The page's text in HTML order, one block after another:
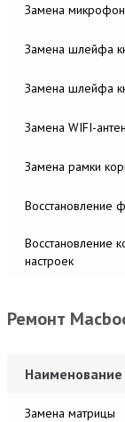
Замена
Замена шлейфа
Замена шлейфа
Замена WIFI-
Замена рамки
Восстановление
Восстановление
настроек
Ремонт
Наименование
Замена матрицы